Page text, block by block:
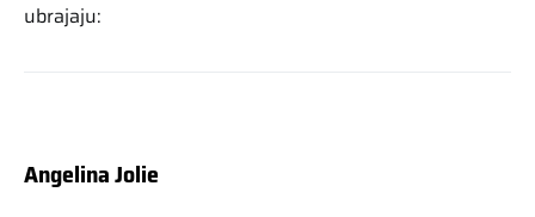
ubrajaju:
Angelina Jolie